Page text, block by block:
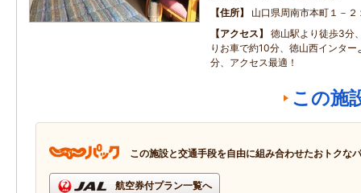
住所
山口県周南市本町１－２
アクセス
徳山駅より徒歩3分
りお車で約10分、徳山西インタ
分、アクセス最適！
この施
この施設と交通手段を自由に組み合わせたおトクな
航空券付プラン一覧へ